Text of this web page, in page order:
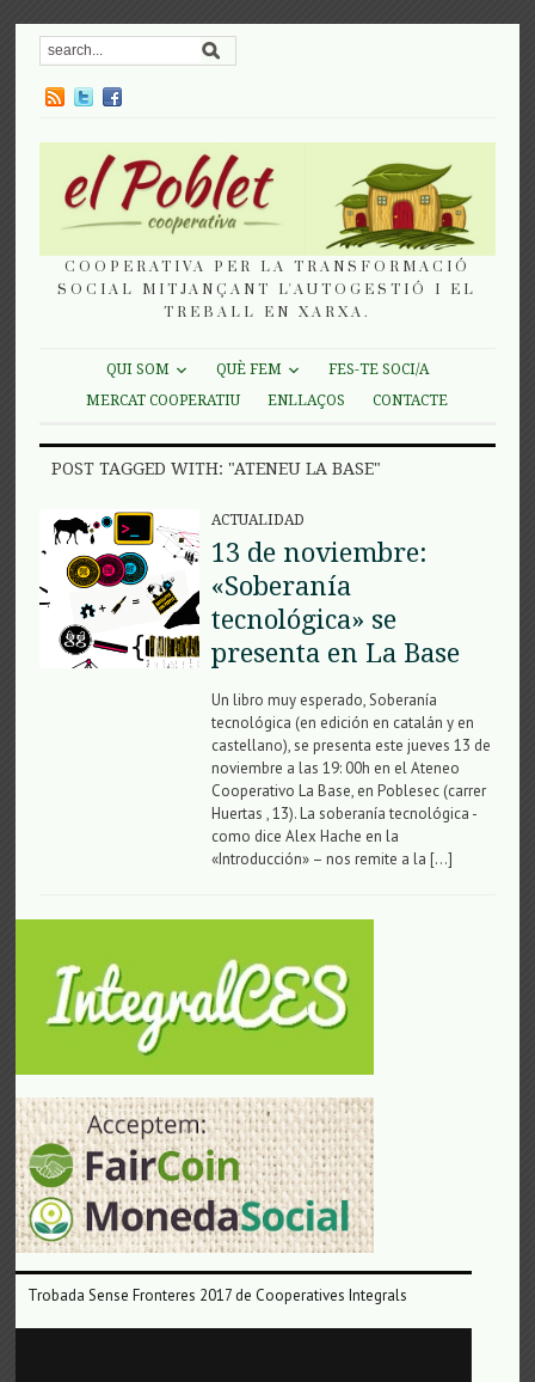
COOPERATIVA PER LA TRANSFORMACIÓ
SOCIAL MITJANÇANT L'AUTOGESTIÓ I EL
TREBALL EN XARXA.
QUI SOM QUÈ FEM
FES-TE SOCI/A
MERCAT COOPERATIU
ENLLAÇOS CONTACTE
POST TAGGED WITH: "ATENEU LA BASE"
ACTUALIDAD
13 de noviembre:
«Soberanía
tecnológica» se
presenta en La Base
Un libro muy esperado, Soberanía
tecnológica (en edición en catalán y en
castellano), se presenta este jueves 13 de
noviembre a las 19: 00h en el Ateneo
Cooperativo La Base, en Poblesec (carrer
Huertas , 13). La soberanía tecnológica -
como dice Alex Hache en la
«Introducción» – nos remite a la […]
Trobada Sense Fronteres 2017 de Cooperatives Integrals